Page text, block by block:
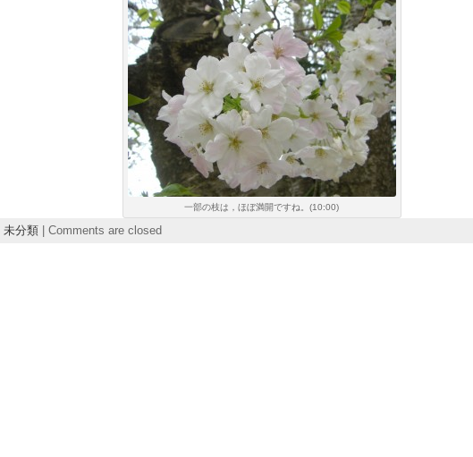
一部の枝は，ほぼ満開ですね。(10:00)
未分類| Comments are closed